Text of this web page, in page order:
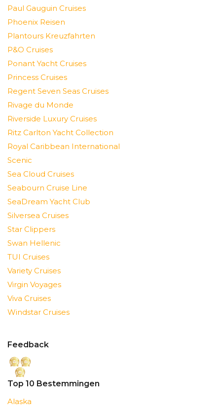
Paul Gauguin Cruises
Phoenix Reisen
Plantours Kreuzfahrten
P&O Cruises
Ponant Yacht Cruises
Princess Cruises
Regent Seven Seas Cruises
Rivage du Monde
Riverside Luxury Cruises
Ritz Carlton Yacht Collection
Royal Caribbean International
Scenic
Sea Cloud Cruises
Seabourn Cruise Line
SeaDream Yacht Club
Silversea Cruises
Star Clippers
Swan Hellenic
TUI Cruises
Variety Cruises
Virgin Voyages
Viva Cruises
Windstar Cruises
Feedback
Top 10 Bestemmingen
Alaska